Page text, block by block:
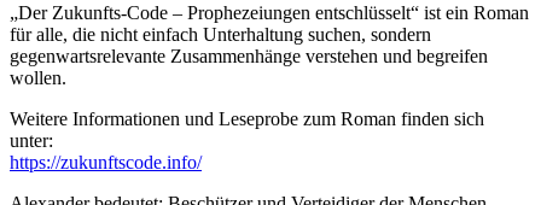
„Der Zukunfts-Code – Prophezeiungen entschlüsselt“ ist ein Roman
für alle, die nicht einfach Unterhaltung suchen, sondern
gegenwartsrelevante Zusammenhänge verstehen und begreifen
wollen.
Weitere Informationen und Leseprobe zum Roman finden sich
unter:
https://zukunftscode.info/